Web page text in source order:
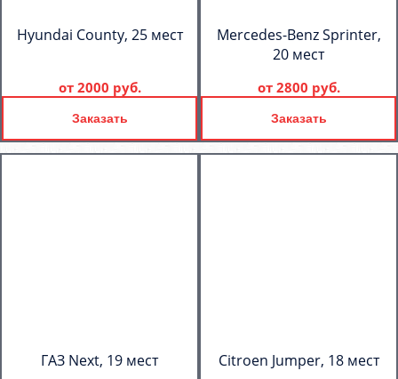
Hyundai County, 25 мест
от 2000 руб.
Заказать
Mercedes-Benz Sprinter,
20 мест
от 2800 руб.
Заказать
ГАЗ Next, 19 мест Citroen Jumper, 18 мест